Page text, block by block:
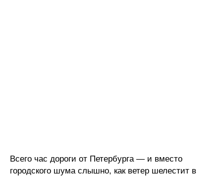
Всего час дороги от Петербурга — и вместо
городского шума слышно, как ветер шелестит в